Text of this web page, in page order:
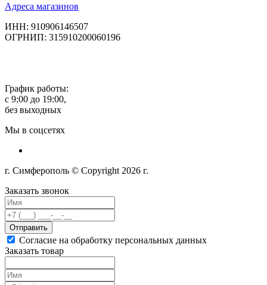
Адреса магазинов
ИНН: 910906146507
ОГРНИП: 315910200060196
График работы:
с 9:00 до 19:00,
без выходных
Мы в соцсетях
г. Симферополь © Copyright 2026 г.
Заказать звонок
Отправить
Согласие на обработку персональных данных
Заказать товар